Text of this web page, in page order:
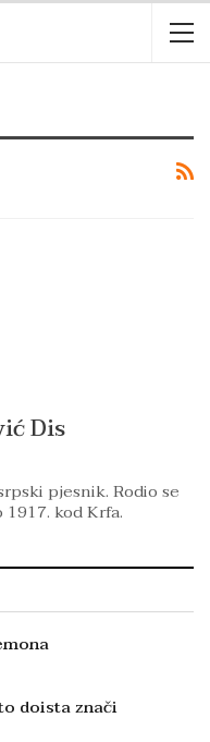
Dis
pjesnik. Rodio se
1917. kod Krfa.
doista znači